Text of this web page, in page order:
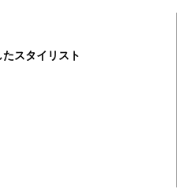
たスタイリスト